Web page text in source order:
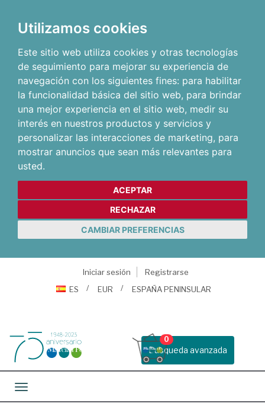
Utilizamos cookies
Este sitio web utiliza cookies y otras tecnologías
de seguimiento para mejorar su experiencia de
navegación con los siguientes fines: para habilitar
la funcionalidad básica del sitio web, para brindar
una mejor experiencia en el sitio web, medir su
interés en nuestros productos y servicios y
personalizar las interacciones de marketing, para
mostrar anuncios que sean más relevantes para
usted.
ACEPTAR
RECHAZAR
CAMBIAR PREFERENCIAS
Iniciar sesión
Registrarse
ES
EUR ESPAÑA PENINSULAR
Busqueda avanzada
0
Toggle navigation